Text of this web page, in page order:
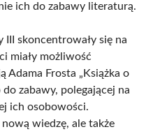
ich do zabawy literaturą.
III skoncentrowały się na
miały możliwość
Adama Frosta „Książka o
do zabawy, polegającej na
ich osobowości.
wiedzę, ale także